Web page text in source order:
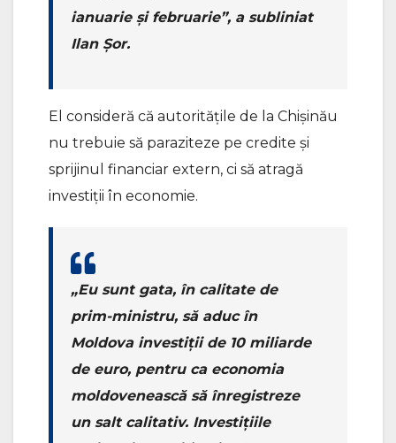
ianuarie și februarie”, a subliniat
Ilan Șor.
El consideră că autoritățile de la Chișinău
nu trebuie să paraziteze pe credite și
sprijinul financiar extern, ci să atragă
investiții în economie.
„Eu sunt gata, în calitate de
prim-ministru, să aduc în
Moldova investiții de 10 miliarde
de euro, pentru ca economia
moldovenească să înregistreze
un salt calitativ. Investițiile